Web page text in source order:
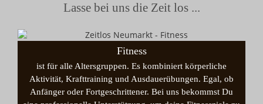
Lasse bei uns die Zeit los ...
Fitness
ist für alle Altersgruppen. Es kombiniert körperliche
Aktivität, Krafttraining und Ausdauerübungen. Egal, ob
Anfänger oder Fortgeschrittener. Bei uns bekommst Du